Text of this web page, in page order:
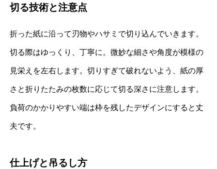
切る技術と注意点
折った紙に沿って刃物やハサミで切り込んでいきます。
切る際はゆっくり、丁寧に。微妙な細さや角度が模様の
見栄えを左右します。切りすぎて破れないよう、紙の厚
さと折りたたみの枚数に応じて切る深さに注意します。
負荷のかかりやすい端は枠を残したデザインにすると丈
夫です。
仕上げと吊るし方